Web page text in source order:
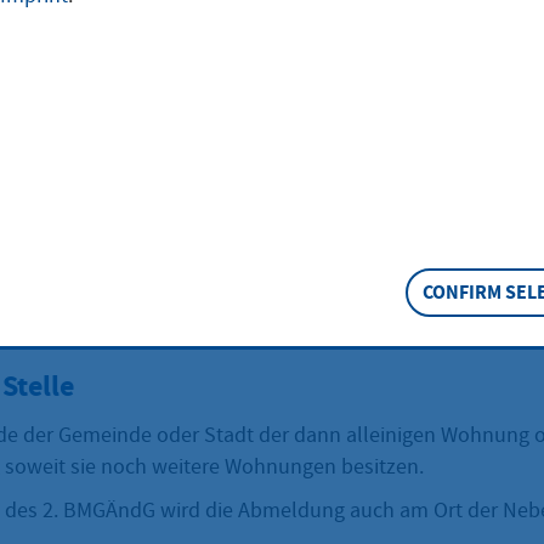
Sie sich für diese Wohnung abmelden.
Nebenwohnung ausziehen und keine andere
der Gemeinde oder Stadt der dann alleinigen Wohnung
soweit sie noch weitere Wohnungen besitzen.
des 2. BMGÄndG wird die Abmeldung auch am Ort der
der Gemeinde oder Stadt der dann alleinigen Wohnung
sie noch weitere Wohnungen besitzen.
2. BMGÄndG wird die Abmeldung auch am Ort der
CONFIRM